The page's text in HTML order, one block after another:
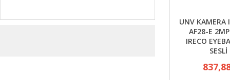
UNV KAMERA
AF28-E
IRECO
SESLİ